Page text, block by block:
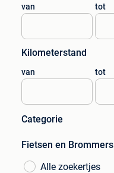
van tot
Kilometerstand
van tot
Categorie
Fietsen en Brommers
Alle zoekertjes